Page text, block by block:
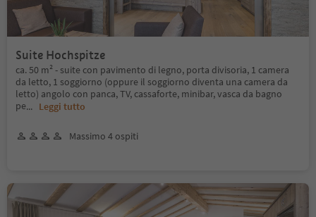
Suite Hochspitze
ca. 50 m² - suite con pavimento di legno, porta divisoria, 1 camera
da letto, 1 soggiorno (oppure il soggiorno diventa una camera da
letto) angolo con panca, TV, cassaforte, minibar, vasca da bagno
pe... Leggi tutto
Massimo 4 ospiti